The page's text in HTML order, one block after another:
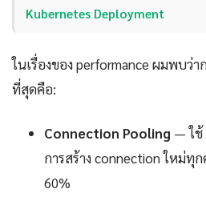
Kubernetes Deployment
ในเรื่องของ performance ผมพบว่
ที่สุดคือ:
Connection Pooling — ใช้
การสร้าง connection ใหม่ทุ
60%